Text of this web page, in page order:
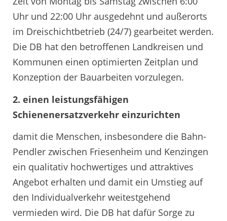
Uhr und 22:00 Uhr ausgedehnt und außerorts
im Dreischichtbetrieb (24/7) gearbeitet werden.
Die DB hat den betroffenen Landkreisen und
Kommunen einen optimierten Zeitplan und
Konzeption der Bauarbeiten vorzulegen.
2. einen leistungsfähigen
Schienenersatzverkehr einzurichten
damit die Menschen, insbesondere die Bahn-
Pendler zwischen Friesenheim und Kenzingen
ein qualitativ hochwertiges und attraktives
Angebot erhalten und damit ein Umstieg auf
den Individualverkehr weitestgehend
vermieden wird. Die DB hat dafür Sorge zu